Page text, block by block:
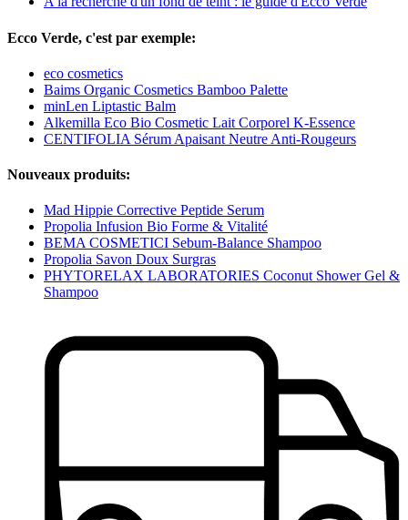
Ecco Verde, c'est par exemple:
eco cosmetics
Baims Organic Cosmetics Bamboo Palette
minLen Liptastic Balm
Alkemilla Eco Bio Cosmetic Lait Corporel K-Essence
CENTIFOLIA Sérum Apaisant Neutre Anti-Rougeurs
Nouveaux produits:
Mad Hippie Corrective Peptide Serum
Propolia Infusion Bio Forme & Vitalité
BEMA COSMETICI Sebum-Balance Shampoo
Propolia Savon Doux Surgras
PHYTORELAX LABORATORIES Coconut Shower Gel &
Shampoo